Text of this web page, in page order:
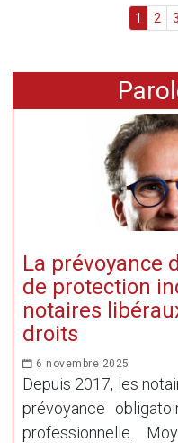
1 2 3
La prévoyance
de protection
notaires
droits
6 novembre 2025
Depuis 2017, les
prévoyance
professionnelle.